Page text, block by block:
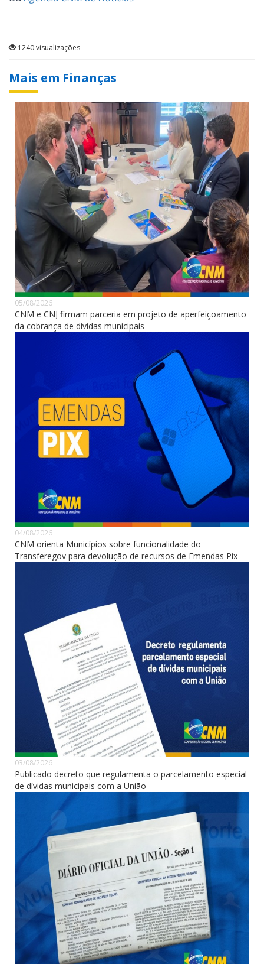
1240 visualizações
Mais em Finanças
05/08/2026
CNM e CNJ firmam parceria em projeto de aperfeiçoamento
da cobrança de dívidas municipais
04/08/2026
CNM orienta Municípios sobre funcionalidade do
Transferegov para devolução de recursos de Emendas Pix
03/08/2026
Publicado decreto que regulamenta o parcelamento especial
de dívidas municipais com a União